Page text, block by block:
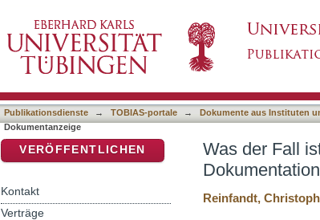
(1998) und The Human Body (1998)
Publikationsdienste → TOBIAS-portale → Dokumente aus Instituten
Dokumentanzeige
Was der Fall
Reinfandt, Christoph
VERÖFFENTLICHEN
Kontakt
Verträge